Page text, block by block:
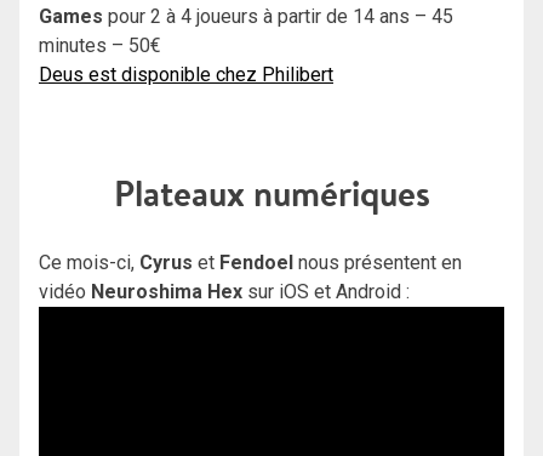
Games pour 2 à 4 joueurs à partir de 14 ans – 45
minutes – 50€
Deus est disponible chez Philibert
Plateaux numériques
Ce mois-ci, Cyrus et Fendoel nous présentent en
vidéo Neuroshima Hex sur iOS et Android :